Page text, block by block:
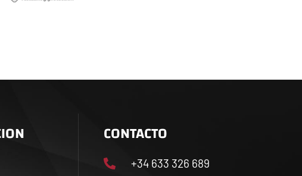
CONTACTO
+34 633 326 689